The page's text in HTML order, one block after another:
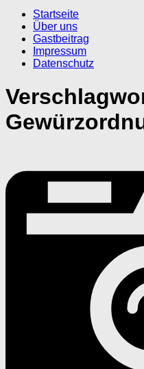
Startseite
Über uns
Gastbeitrag
Impressum
Datenschutz